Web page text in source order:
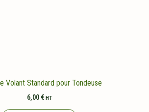
Volant Standard pour Tondeuse
6,00 € HT